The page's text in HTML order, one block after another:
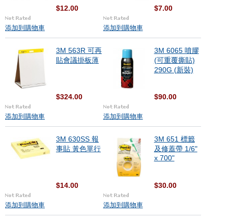
$12.00
添加到購物車
$7.00
添加到購物車
3M 563R 可再
貼會議掛板薄
$324.00
添加到購物車
3M 6065 噴膠
(可重覆撕貼)
290G (新裝)
$90.00
添加到購物車
3M 630SS 報
事貼 黃色單行
$14.00
添加到購物車
3M 651 標籤
及修蓋帶 1/6"
x 700"
$30.00
添加到購物車